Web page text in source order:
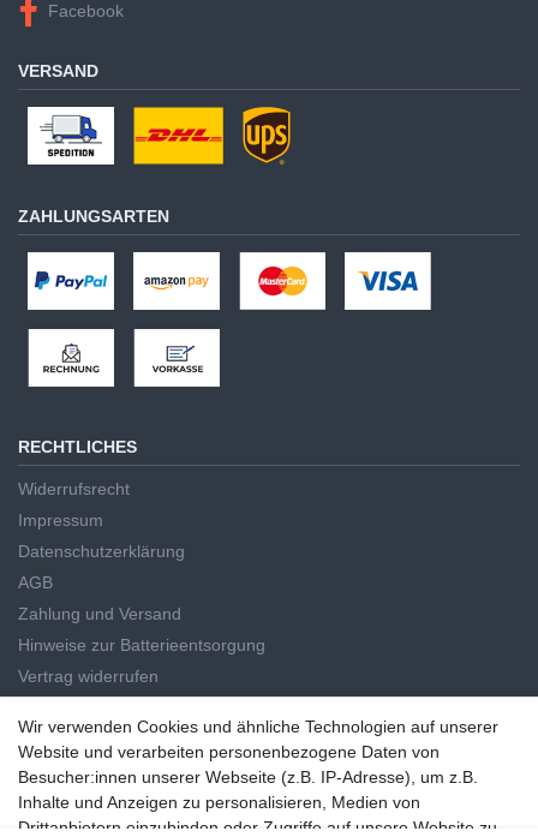
Wir verwenden Cookies und ähnliche Technologien auf unserer
Website und verarbeiten personenbezogene Daten von
Besucher:innen unserer Webseite (z.B. IP-Adresse), um z.B. Inhalte
und Anzeigen zu personalisieren, Medien von Drittanbietern
Facebook
VERSAND
ZAHLUNGSARTEN
RECHTLICHES
Widerrufsrecht
Impressum
Datenschutzerklärung
AGB
Zahlung und Versand
Hinweise zur Batterieentsorgung
Vertrag widerrufen
HAUPTKATEGORIEN
Handwerkzeug
Elektrowerkzeug
Haus und Garten
Wir verwenden Cookies und ähnliche Technologien auf unserer
Website und verarbeiten personenbezogene Daten von
Besucher:innen unserer Webseite (z.B. IP-Adresse), um z.B.
Inhalte und Anzeigen zu personalisieren, Medien von
Drittanbietern einzubinden oder Zugriffe auf unsere Website zu